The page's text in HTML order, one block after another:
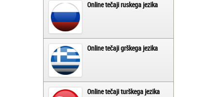
Online tečaji ruskega jezika
Online tečaji grškega jezika
Online tečaji turškega jezika